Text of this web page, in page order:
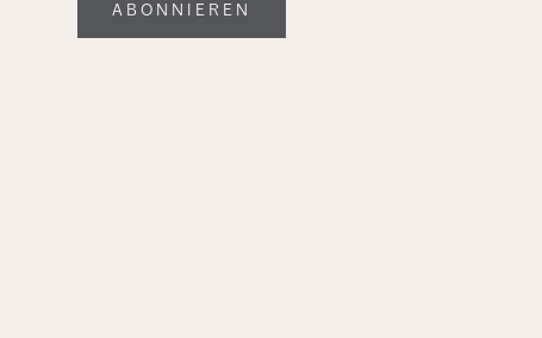
ABONNIEREN